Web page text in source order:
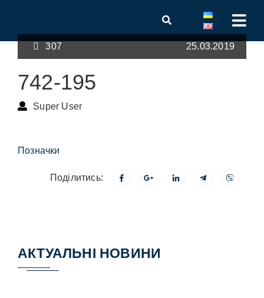
307 25.03.2019
742-195
Super User
Позначки
Поділитись:
АКТУАЛЬНІ НОВИНИ